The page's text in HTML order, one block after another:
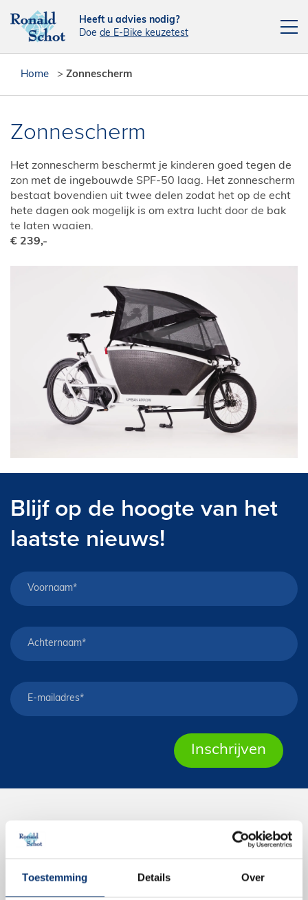
Toestemming Details Over
Heeft u advies nodig?
Doe de E-Bike keuzetest
Fietsen
Actie fietsen
Leasefiets
Verhuur
Contact
[php snippet=16]
Reparatieplanner
E-Bike private shopping
Home > Zonnescherm
Zonnescherm
Het zonnescherm beschermt je kinderen goed tegen de
zon met de ingebouwde SPF-50 laag. Het zonnescherm
bestaat bovendien uit twee delen zodat het op de echt
hete dagen ook mogelijk is om extra lucht door de bak
te laten waaien.
€ 239,-
Blijf op de hoogte van het
laatste nieuws!
FIETSEN
E-Bikes